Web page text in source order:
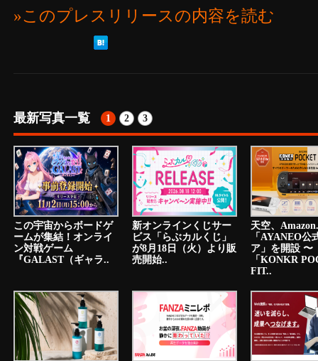
»このプレスリリースの内容を読む
最新写真一覧 1 2 3
この宇宙からボードゲ
ームが集結！オンライ
ン対戦ゲーム
『GALAST（ギャラ..
新オンラインくじサー
ビス「らぶカルくじ」
が8月18日（火）より販
売開始..
天空、
「AYANEO公
ア」を開設 〜
「KONKR
FIT..